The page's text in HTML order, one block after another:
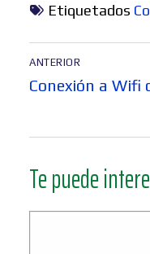
Etiquetados
Navegación
de
ANTERIOR
Entrada
Conexión a Wifi
Te puede